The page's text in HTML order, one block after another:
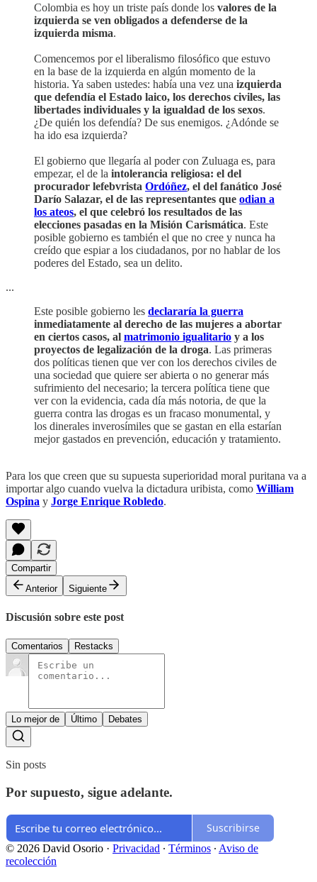
Colombia es hoy un triste país donde los valores de la
izquierda se ven obligados a defenderse de la
izquierda misma.
Comencemos por el liberalismo filosófico que estuvo
en la base de la izquierda en algún momento de la
historia. Ya saben ustedes: había una vez una izquierda
que defendía el Estado laico, los derechos civiles, las
libertades individuales y la igualdad de los sexos.
¿De quién los defendía? De sus enemigos. ¿Adónde se
ha ido esa izquierda?
El gobierno que llegaría al poder con Zuluaga es, para
empezar, el de la intolerancia religiosa: el del
procurador lefebvrista Ordóñez, el del fanático José
Darío Salazar, el de las representantes que odian a
los ateos, el que celebró los resultados de las
elecciones pasadas en la Misión Carismática. Este
posible gobierno es también el que no cree y nunca ha
creído que espiar a los ciudadanos, por no hablar de los
poderes del Estado, sea un delito.
...
Este posible gobierno les declararía la guerra
inmediatamente al derecho de las mujeres a abortar
en ciertos casos, al matrimonio igualitario y a los
proyectos de legalización de la droga. Las primeras
dos políticas tienen que ver con los derechos civiles de
una sociedad que quiere ser abierta o no generar más
sufrimiento del necesario; la tercera política tiene que
ver con la evidencia, cada día más notoria, de que la
guerra contra las drogas es un fracaso monumental, y
los dinerales inverosímiles que se gastan en ella estarían
mejor gastados en prevención, educación y tratamiento.
Para los que creen que su supuesta superioridad moral puritana va a
importar algo cuando vuelva la dictadura uribista, como William
Ospina y Jorge Enrique Robledo.
Compartir
Anterior
Siguiente
Discusión sobre este post
Comentarios Restacks
Lo mejor de Último Debates
Sin posts
Por supuesto, sigue adelante.
Suscribirse
© 2026 David Osorio · Privacidad ∙ Términos ∙ Aviso de
recolección